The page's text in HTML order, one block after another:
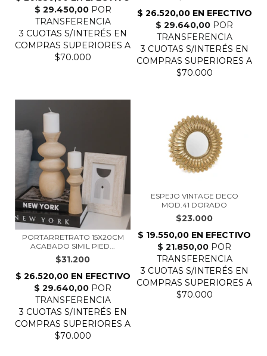
PORTARRETRATO 15X20CM
ACABADO SIMIL PIED...
$31.200
ESPEJO VINTAGE DECO
MOD.41 DORADO
$23.000